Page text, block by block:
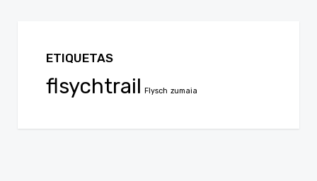
ETIQUETAS
flsychtrail Flysch zumaia